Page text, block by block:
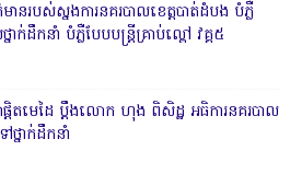
ានរបស់ស្នងការនគរបាលខេត្តបាត់ដំបង បំភ្លឺ
ក់ដឹកនាំ បំភ្លឺបែបបន្ត្រីគ្រាប់ល្ពៅ វគ្គ៥
នាផ្ដិតមេដៃ ប្ដឹងលោក ហុង ពិសិដ្ឋ អធិការនគរបាល
នាក់ដឹកនាំ